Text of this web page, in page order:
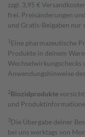
zzgl. 3,95 €
frei. Preisänderungen
und Gratis-Beigaben nur
1 Eine pharmazeutische
Produkte in deinem
Wechselwirkungschecks
Anwendungshinweise
2Biozidprodukte
und
3Die Übergabe deiner
bei uns werktags von